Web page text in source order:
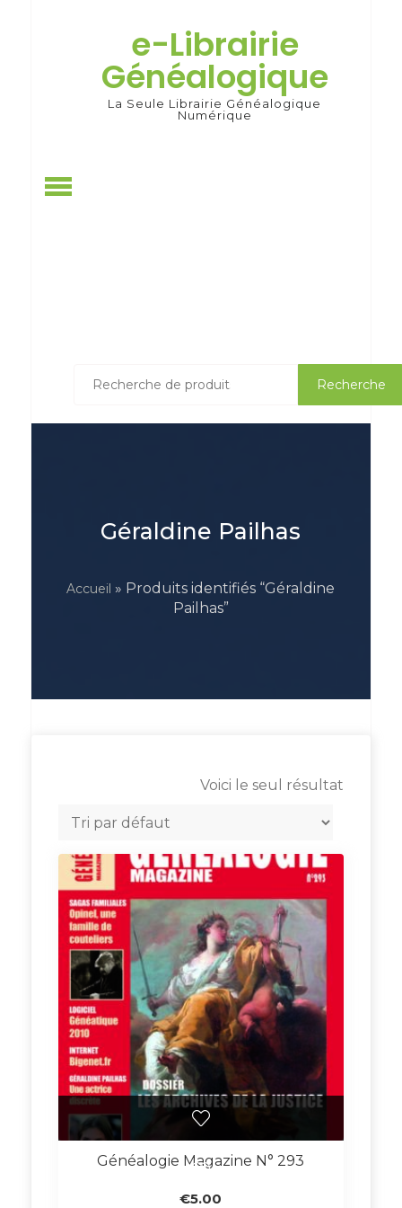
e-Librairie
Généalogique
La Seule Librairie Généalogique
Numérique
pour :
Recherche
Géraldine Pailhas
Accueil » Produits identifiés “Géraldine
Pailhas”
Voici le seul résultat
Généalogie Magazine N° 293
€5.00